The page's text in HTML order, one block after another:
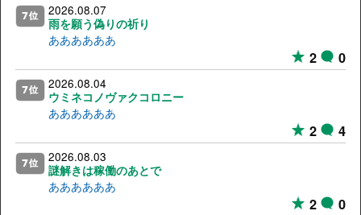
2026.08.07
雨を願う偽りの祈り
ああああああ
2 0
2026.08.04
ウミネコノヴァクコロニー
ああああああ
2 4
2026.08.03
謎解きは稼働のあとで
ああああああ
2 0